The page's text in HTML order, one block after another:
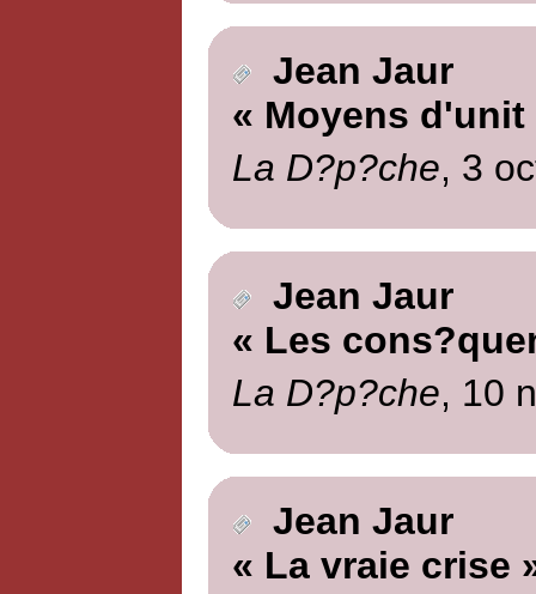
Jean Jaur
« Moyens d'unit
La D?p?che, 3
Jean Jaur
« Les
La D?p?che, 10
Jean Jaur
« La vraie crise